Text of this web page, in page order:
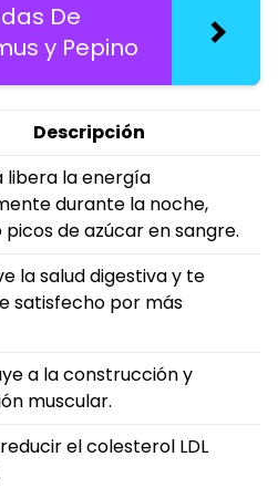
De
y Pepino
Descripción
libera la energía
durante la noche,
de azúcar en sangre.
la salud digestiva y te
satisfecho por más
a la construcción y
muscular.
el colesterol LDL